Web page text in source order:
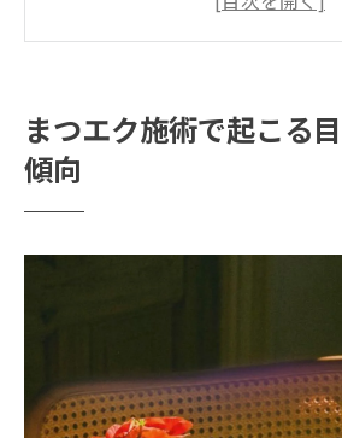
向
まつエク施術選びで恵比
向
まつエク施術店の衛生管理
まつエク施術で起こる
傾向